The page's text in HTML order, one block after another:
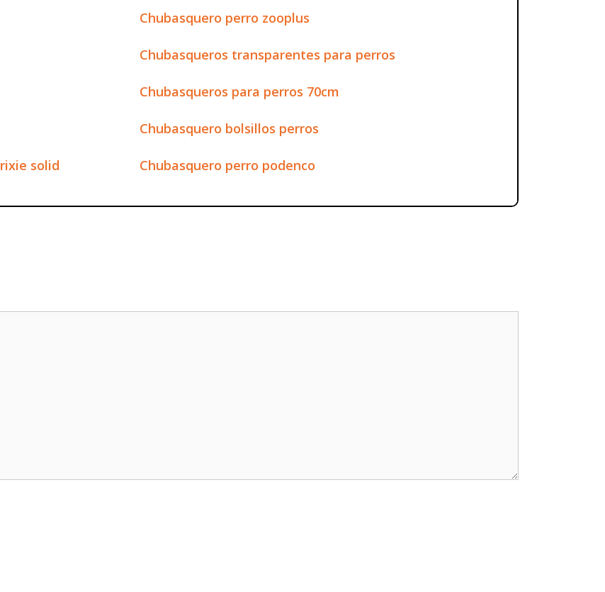
Chubasquero perro zooplus
Chubasqueros transparentes para perros
Chubasqueros para perros 70cm
Chubasquero bolsillos perros
solid Chubasquero perro podenco